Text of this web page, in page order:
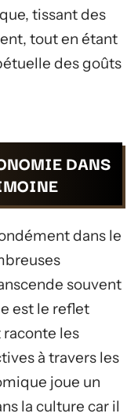
tissant des
tout en étant
des goûts
DANS
dans le
souvent
est le reflet
raconte les
à travers les
joue un
la culture car il